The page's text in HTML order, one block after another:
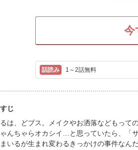
今
1～2話無料
じ
は、どブス。メイクやお洒落などもって
んちゃらオカシイ…と思っていたら、「
いるが生まれ変わるきっかけの事件な